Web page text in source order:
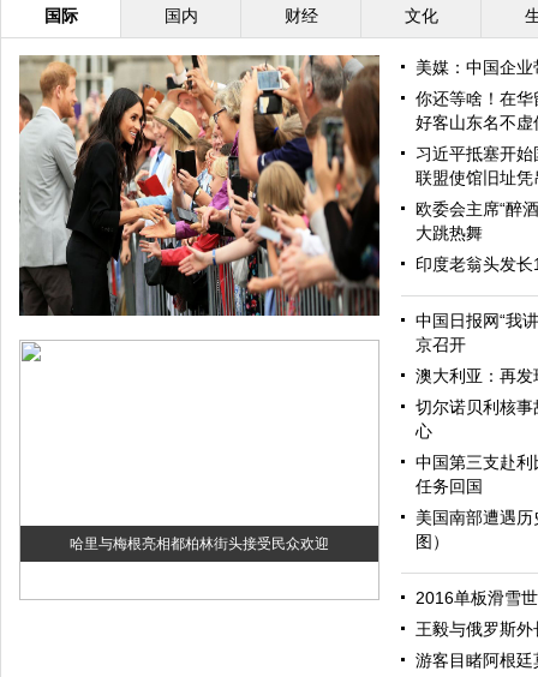
国际 国内 财经 文化
哈里与梅根亮相都柏林街头接受民众欢迎
美媒：中国企
你还等啥！在
好客山东名不虚
习近平抵塞开
联盟使馆旧址凭
欧委会主席“醉
大跳热舞
印度老翁头发
中国日报网“我
京召开
澳大利亚：再
切尔诺贝利核
心
中国第三支赴
任务回国
美国南部遭遇
图）
2016单板滑雪
王毅与俄罗斯
游客目睹阿根